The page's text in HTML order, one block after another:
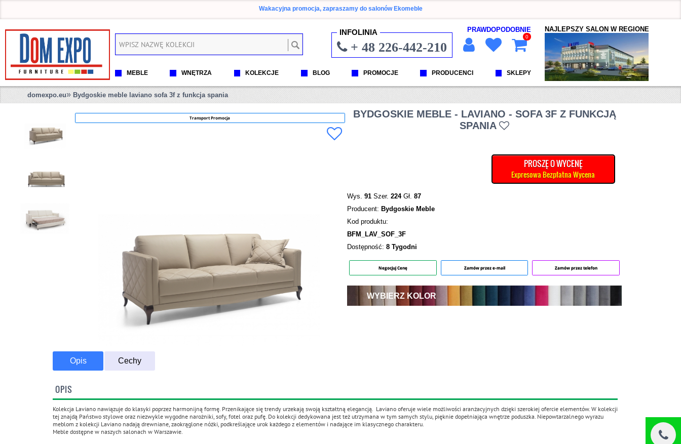
Wakacyjna promocja, zapraszamy do salonów Ekomeble
INFOLINIA
+ 48 226-442-210
PRAWDOPODOBNIE
0
MEBLE WNĘTRZA KOLEKCJE BLOG PROMOCJE PRODUCENCI SKLEPY
NAJLEPSZY SALON W REGIONE
domexpo.eu» Bydgoskie meble laviano sofa 3f z funkcja spania
Transport Promocja
BYDGOSKIE MEBLE - LAVIANO - SOFA 3F Z FUNKCJĄ
SPANIA
PROSZĘ O WYCENĘ
Expresowa Bezpłatna Wycena
Wys.91 Szer.224Gł.87
Producent: Bydgoskie Meble
Kod produktu:
BFM_LAV_SOF_3F
Dostępność:8 Tygodni
Negocjuj Cenę Zamów przez e-mail Zamów przez telefon
WYBIERZ KOLOR
Opis Cechy
OPIS
Kolekcja Laviano nawiązuje do klasyki poprzez harmonijną formę. Przenikające się trendy urzekają swoją kształtną elegancją. Laviano oferuje wiele możliwości aranżacyjnych dzięki szerokiej ofercie elementów. W kolekcji
tej znajdą Państwo stylowe oraz niezwykle wygodne narożniki, sofy, fotel oraz pufę. Do kolekcji dedykowana jest też utrzymana w tym samych stylu, pięknie dopełniająca wnętrze poduszka. Niepowtarzalnego wyrazu
meblom z kolekcji Laviano nadają drewniane, zaokrąglone nóżki, podkreślające urok każdego z elementów i nadające im klasycznego charakteru.
Meble dostępne w naszych salonach w Warszawie.